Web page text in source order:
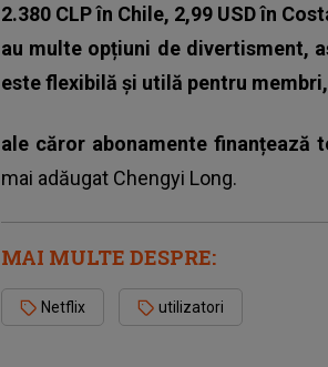
2.380 CLP în Chile, 2,99 USD în
au multe opțiuni de divertisment,
este flexibilă și utilă pentru membri,
ale căror abonamente finanțează
mai adăugat Chengyi Long.
MAI MULTE DESPRE:
Netflix utilizatori